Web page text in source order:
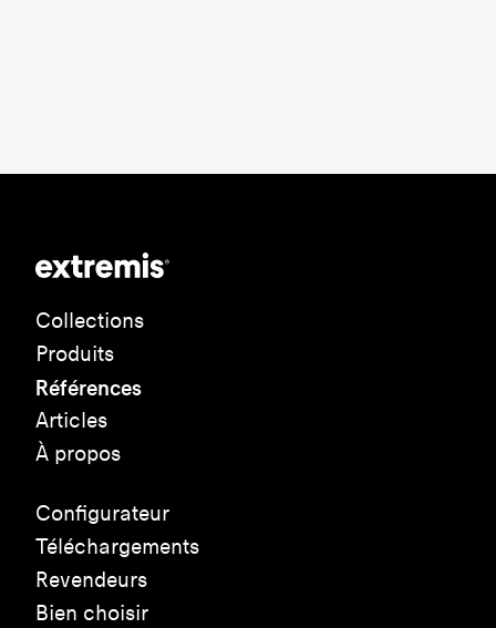
Collections
Produits
Références
Articles
À propos
Configurateur
Téléchargements
Revendeurs
Bien choisir